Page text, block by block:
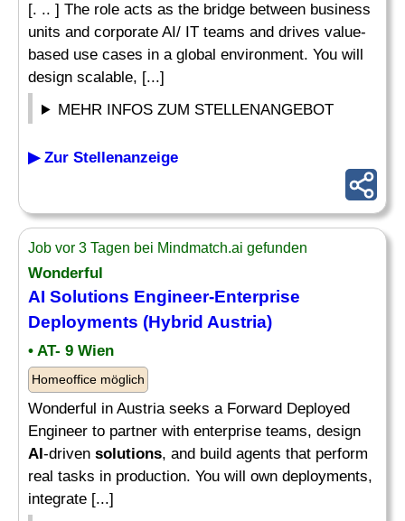
[. .. ] The role acts as the bridge between business
units and corporate AI/ IT teams and drives value-
based use cases in a global environment. You will
design scalable, [...]
MEHR INFOS ZUM STELLENANGEBOT
▶ Zur Stellenanzeige
Job vor 3 Tagen bei Mindmatch.ai gefunden
Wonderful
AI Solutions Engineer-Enterprise
Deployments (Hybrid Austria)
• AT- 9 Wien
Homeoffice möglich
Wonderful in Austria seeks a Forward Deployed
Engineer to partner with enterprise teams, design
AI-driven solutions, and build agents that perform
real tasks in production. You will own deployments,
integrate [...]